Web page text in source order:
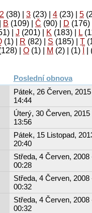
2 (38) 3 (23) 4 (23) 5
B (109) Č (90) D (176)
J (201) K (183) L
(1) R (82) S (185) T
Ο (1) М (2)
(1)
Poslední obnova
Pátek, 26 Červen,
14:44
Úterý, 30 Červen, 2015
13:56
Pátek, 15 Listopad,
20:40
Středa, 4 Červen, 2008
00:28
Středa, 4 Červen, 2008
00:32
Středa, 4 Červen, 2008
00:32